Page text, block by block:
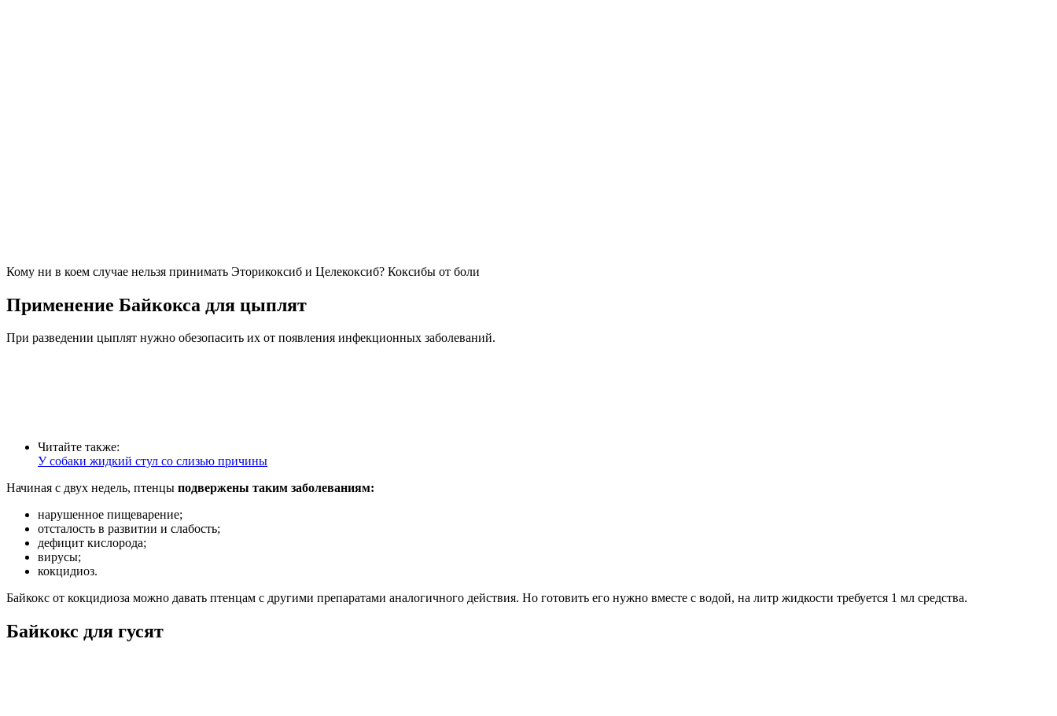
Кому ни в коем случае нельзя принимать Эторикоксиб и Целекоксиб? Коксибы от боли
Применение Байкокса для цыплят
При разведении цыплят нужно обезопасить их от появления инфекционных заболеваний.
Читайте также:
У собаки жидкий стул со слизью причины
Начиная с двух недель, птенцы подвержены таким заболеваниям:
нарушенное пищеварение;
отсталость в развитии и слабость;
дефицит кислорода;
вирусы;
кокцидиоз.
Байкокс от кокцидиоза можно давать птенцам с другими препаратами аналогичного действия. Но готовить его нужно вместе с водой, на литр жидкости требуется 1 мл средства.
Байкокс для гусят